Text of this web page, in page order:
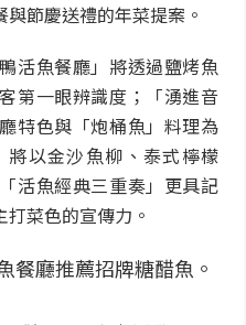
節慶送禮的年菜提案。
活魚餐廳」將透過鹽烤魚
第一眼辨識度；「湧進音
特色與「炮桶魚」料理為
以金沙魚柳、泰式檸檬
活魚經典三重奏」更具記
菜色的宣傳力。